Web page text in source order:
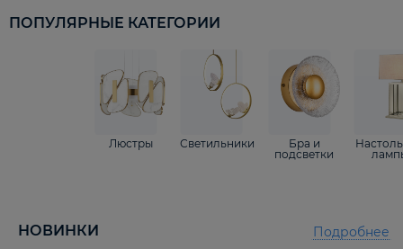
ПОПУЛЯРНЫЕ КАТЕГОРИИ
Люстры Светильники
Бра и
подсветки
НОВИНКИ Подробнее